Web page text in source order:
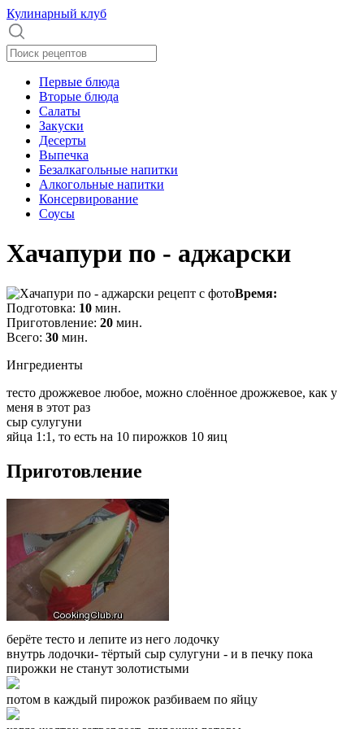
Кулинарный клуб
Первые блюда
Вторые блюда
Салаты
Закуски
Десерты
Выпечка
Безалкагольные напитки
Алкогольные напитки
Консервирование
Соусы
Хачапури по - аджарски
Время:
Подготовка: 10 мин.
Приготовление: 20 мин.
Всего: 30 мин.
Ингредиенты
тесто дрожжевое любое, можно слоённое дрожжевое, как у
меня в этот раз
сыр сулугуни
яйца 1:1, то есть на 10 пирожков 10 яиц
Приготовление
берёте тесто и лепите из него лодочку
внутрь лодочки- тёртый сыр сулугуни - и в печку пока
пирожки не станут золотистыми
потом в каждый пирожок разбиваем по яйцу